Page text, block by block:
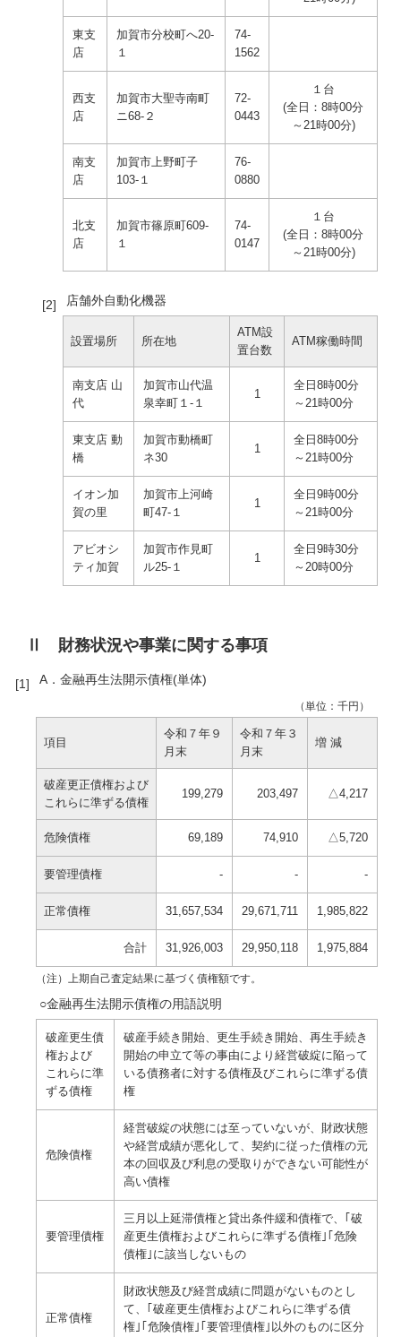
東支
店
加賀市分校町へ20-
１
74-
1562
西支
店
加賀市大聖寺南町
ニ68-２
72-
0443
１台
(全日：8時00分
～21時00分)
南支
店
加賀市上野町子
103-１
76-
0880
北支
店
加賀市篠原町609-
１
74-
0147
１台
(全日：8時00分
～21時00分)
店舗外自動化機器
設置場所 所在地
ATM設
置台数
ATM稼働時間
南支店 山
代
加賀市山代温
泉幸町１-１
1
全日8時00分
～21時00分
東支店 動
橋
加賀市動橋町
ネ30
1
全日8時00分
～21時00分
イオン加
賀の里
加賀市上河崎
町47-１
1
全日9時00分
～21時00分
アビオシ
ティ加賀
加賀市作見町
ル25-１
1
全日9時30分
～20時00分
Ⅱ 財務状況や事業に関する事項
A．金融再生法開示債権(単体)
（単位：千円）
項目
令和７年９
月末
令和７年３
月末
増 減
破産更正債権および
これらに準ずる債権
199,279 203,497 △4,217
危険債権 69,189 74,910 △5,720
要管理債権 - - -
正常債権 31,657,534 29,671,711 1,985,822
合計 31,926,003 29,950,118 1,975,884
（注）上期自己査定結果に基づく債権額です。
○金融再生法開示債権の用語説明
破産更生債
権および
これらに準
ずる債権
破産手続き開始、更生手続き開始、再生手続き
開始の申立て等の事由により経営破綻に陥って
いる債務者に対する債権及びこれらに準ずる債
権
危険債権
経営破綻の状態には至っていないが、財政状態
や経営成績が悪化して、契約に従った債権の元
本の回収及び利息の受取りができない可能性が
高い債権
要管理債権
三月以上延滞債権と貸出条件緩和債権で、｢破
産更生債権およびこれらに準ずる債権｣｢危険
債権｣に該当しないもの
正常債権
財政状態及び経営成績に問題がないものとし
て、｢破産更生債権およびこれらに準ずる債
権｣｢危険債権｣｢要管理債権｣以外のものに区分